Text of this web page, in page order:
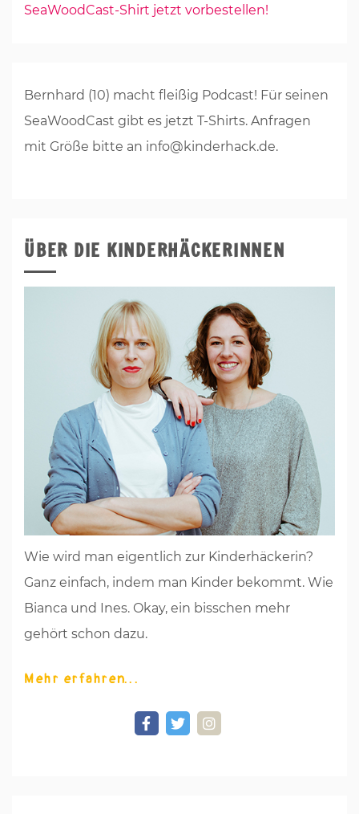
SeaWoodCast-Shirt jetzt vorbestellen!
Bernhard (10) macht fleißig Podcast! Für seinen
SeaWoodCast gibt es jetzt T-Shirts. Anfragen
mit Größe bitte an info@kinderhack.de.
ÜBER DIE KINDERHÄCKERINNEN
Wie wird man eigentlich zur Kinderhäckerin?
Ganz einfach, indem man Kinder bekommt. Wie
Bianca und Ines. Okay, ein bisschen mehr
gehört schon dazu.
Mehr erfahren